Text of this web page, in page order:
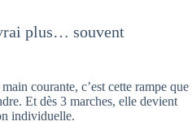
plus… souvent
courante, c’est cette rampe que
Et dès 3 marches, elle devient
individuelle.